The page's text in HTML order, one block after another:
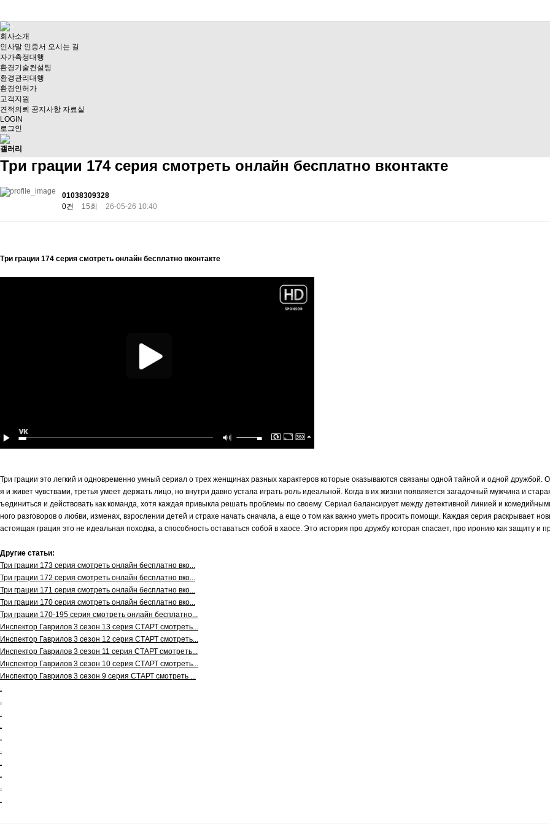
회사소개
인사말 인증서 오시는 길
자가측정대행
환경기술컨설팅
환경관리대행
환경인허가
고객지원
견적의뢰 공지사항 자료실
LOGIN
로그인
갤러리
Три грации 174 серия смотреть онлайн бесплатно вконтакте
01038309328
0건
15회 26-05-26 10:40
Три грации 174 серия смотреть онлайн бесплатно вконтакте
Три грации это легкий и одновременно умный сериал о трех женщинах разных характеров которые оказываются связаны одной тайной и одной дружбой.
я и живет чувствами, третья умеет держать лицо, но внутри давно устала играть роль идеальной. Когда в их жизни появляется загадочный мужчина и
ъединиться и действовать как команда, хотя каждая привыкла решать проблемы по своему. Сериал балансирует между детективной линией и
ного разговоров о любви, изменах, взрослении детей и страхе начать сначала, а еще о том как важно уметь просить помощи. Каждая серия раскрывает
астоящая грация это не идеальная походка, а способность оставаться собой в хаосе. Это история про дружбу которая спасает, про иронию как защиту и
Другие статьи:
Три грации 173 серия смотреть онлайн бесплатно вко...
Три грации 172 серия смотреть онлайн бесплатно вко...
Три грации 171 серия смотреть онлайн бесплатно вко...
Три грации 170 серия смотреть онлайн бесплатно вко...
Три грации 170-195 серия смотреть онлайн бесплатно...
Инспектор Гаврилов 3 сезон 13 серия СТАРТ смотреть...
Инспектор Гаврилов 3 сезон 12 серия СТАРТ смотреть...
Инспектор Гаврилов 3 сезон 11 серия СТАРТ смотреть...
Инспектор Гаврилов 3 сезон 10 серия СТАРТ смотреть...
Инспектор Гаврилов 3 сезон 9 серия СТАРТ смотреть ...
.
.
.
.
.
.
.
.
.
.